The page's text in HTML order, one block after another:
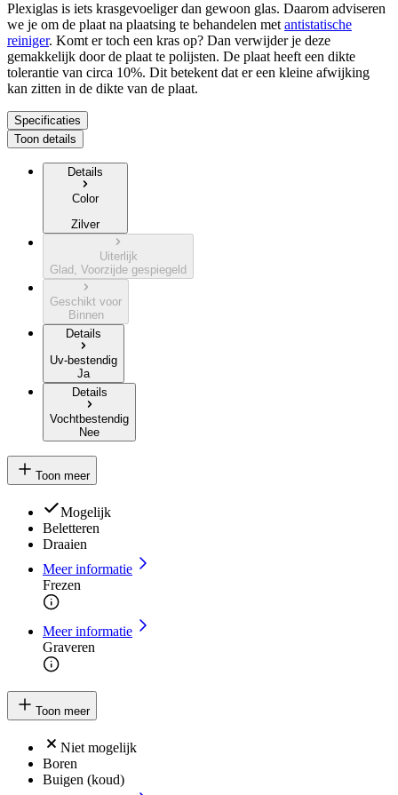
Plexiglas is iets krasgevoeliger dan gewoon glas. Daarom adviseren
we je om de plaat na plaatsing te behandelen metantistatische
reiniger. Komt er toch een kras op? Dan verwijder je deze
gemakkelijk door de plaat te polijsten. De plaat heeft een dikte
tolerantie van circa 10%. Dit betekent dat er een kleine afwijking
kan zitten in de dikte van de plaat.
Specificaties
Toon details
Details
Color
Zilver
Uiterlijk
Glad, Voorzijde gespiegeld
Geschikt voor
Binnen
Details
Uv-bestendig
Ja
Details
Vochtbestendig
Nee
Toon meer
Mogelijk
Beletteren
Draaien
Meer informatie
Frezen
Meer informatie
Graveren
Toon meer
Niet mogelijk
Boren
Buigen (koud)